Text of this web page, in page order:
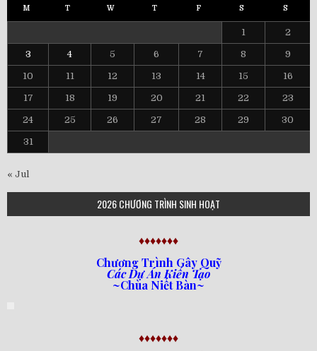
M T W T F S S
1 2
3 4 5 6 7 8 9
10 11 12 13 14 15 16
17 18 19 20 21 22 23
24 25 26 27 28 29 30
31
« Jul
2026 CHƯƠNG TRÌNH SINH HOẠT
♦♦♦♦♦♦♦
Chương Trình Gây Quỹ
Các Dự Án Kiến Tạo
~Chùa Niết Bàn~
♦♦♦♦♦♦♦